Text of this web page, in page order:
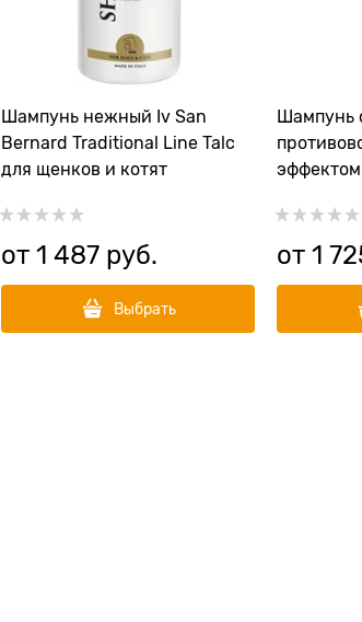
Шампунь нежный Iv San
Bernard Traditional Line Talc
для щенков и котят
от 1 487 руб.
Выбрать
Шампунь
the
от 1